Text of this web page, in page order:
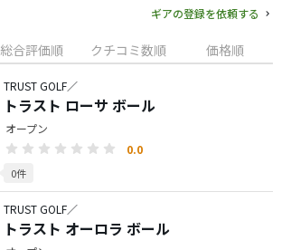
ギアの登録を依頼する
総合評価順 クチコミ数順 価格順
TRUST GOLF／
トラスト ローサ ボール
オープン
0.0
0件
TRUST GOLF／
トラスト オーロラ ボール